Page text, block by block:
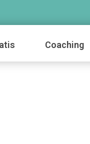
Coaching